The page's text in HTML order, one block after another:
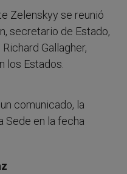
Zelenskyy se reunió
secretario de Estado,
Gallagher,
los Estados.
comunicado, la
Sede en la fecha